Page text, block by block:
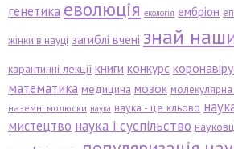
генетика еволюція екологія ембріон
жінки в науці загиблі вчені знай
карантинні лекції книги конкурс
математика медицина мозок молекулярна
наземні молюски наука наука - це кльово
мистецтво наука і суспільство